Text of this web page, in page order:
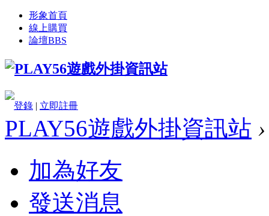
形象首頁
線上購買
論壇BBS
登錄 | 立即註冊
PLAY56遊戲外掛資訊站 ›
加為好友
發送消息